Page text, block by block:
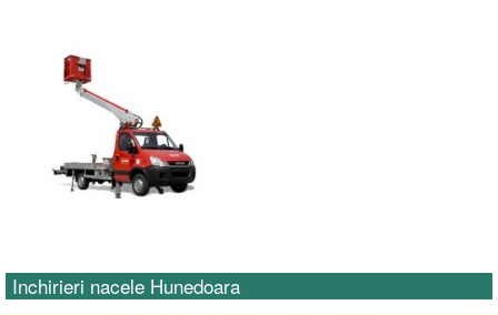
BLOG
Inchirieri nacele Hunedoara